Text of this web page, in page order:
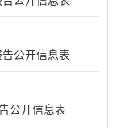
公开信息表
公开信息表